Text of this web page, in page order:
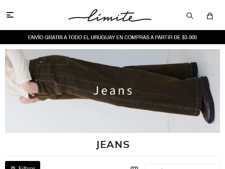

JEANS